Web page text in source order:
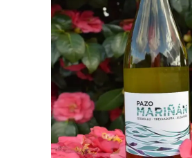
ENGADIR AO